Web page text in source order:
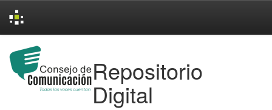
navigation
Repositorio
Digital